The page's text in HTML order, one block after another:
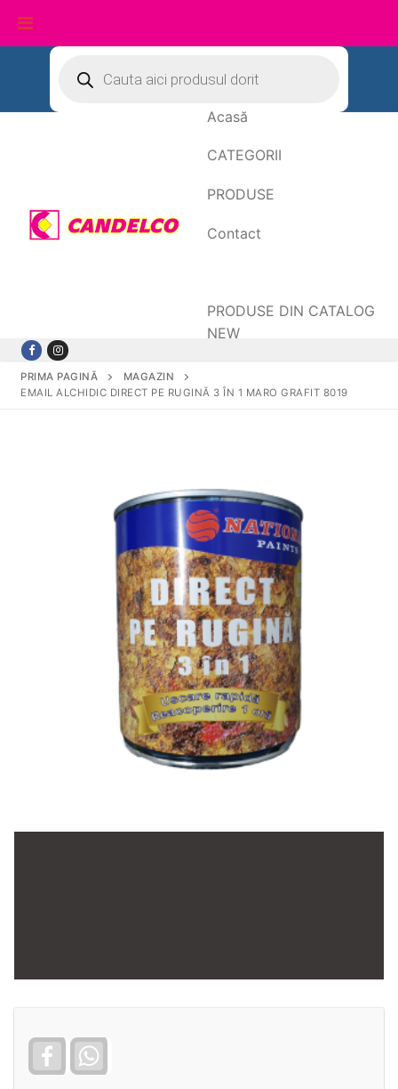
conținut
search
Acasă
CATEGORII
PRODUSE
Contact
PRODUSE DIN CATALOG
NEW
PRIMA PAGINĂ
MAGAZIN
EMAIL ALCHIDIC DIRECT PE RUGINĂ 3 ÎN 1 MARO GRAFIT 8019
Facebook